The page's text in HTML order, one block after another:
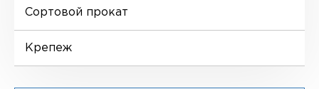
Сортовой прокат
Крепеж